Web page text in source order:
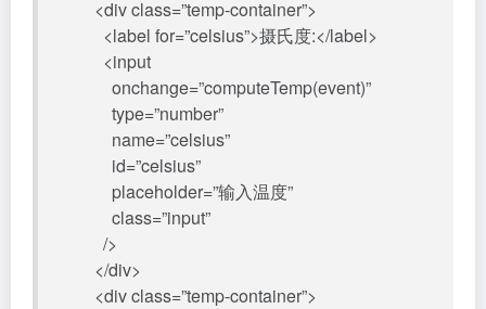
<div class=”temp-container”>
<label for=”celsius”>摄氏度:</label>
<input
onchange=”computeTemp(event)”
type=”number”
name=”celsius”
id=”celsius”
placeholder=”输入温度”
class=”input”
/>
</div>
<div class=”temp-container”>